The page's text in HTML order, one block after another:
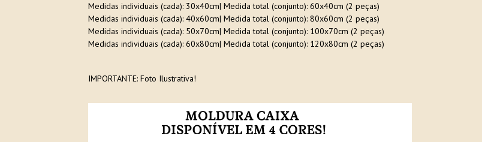
Medidas individuais (cada): 30x40cm| Medida total (conjunto): 60x40cm (2 peças)
Medidas individuais (cada): 40x60cm| Medida total (conjunto): 80x60cm (2 peças)
Medidas individuais (cada): 50x70cm| Medida total (conjunto): 100x70cm (2 peças)
Medidas individuais (cada): 60x80cm| Medida total (conjunto): 120x80cm (2 peças)
IMPORTANTE: Foto Ilustrativa!